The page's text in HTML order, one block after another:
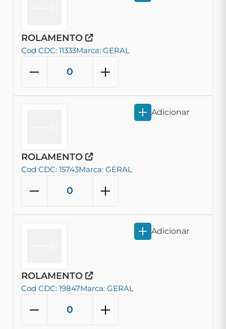
ROLAMENTO
Cod CDC: 11333Marca: GERAL
ROLAMENTO
Cod CDC: 15743Marca: GERAL
Adicionar
ROLAMENTO
Cod CDC: 19847Marca: GERAL
Adicionar